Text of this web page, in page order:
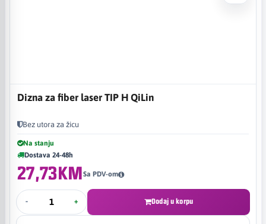
Dizna za fiber laser TIP H QiLin
Bez utora za žicu
Na stanju
Dostava 24-48h
27,73KMSa PDV-om
- + Dodaj u korpu